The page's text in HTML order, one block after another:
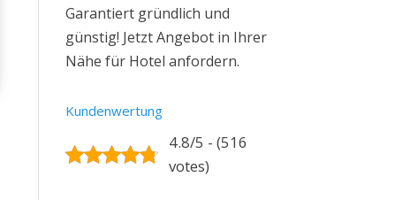
Garantiert gründlich und
günstig! Jetzt Angebot in Ihrer
Nähe für Hotel anfordern.
Kundenwertung
4.8/5 - (516
votes)